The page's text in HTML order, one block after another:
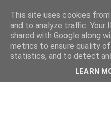
This site uses cookies
and to analyze traffic. Your
shared with Google along
metrics to ensure quality
statistics, and to detect
LEARN